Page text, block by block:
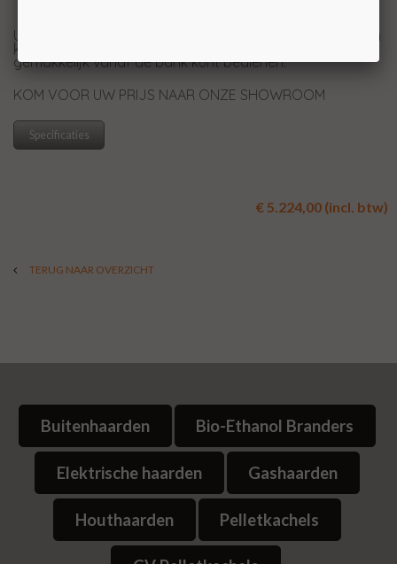
U krijgt standaard een afstandsbediening bijgeleverd en
kunt u gratis de app downloaden, zodat u de haard
gemakkelijk vanaf de bank kunt bedienen.
KOM VOOR UW PRIJS NAAR ONZE SHOWROOM
Specificaties
€ 5.224,00 (incl. btw)
TERUG NAAR OVERZICHT
Buitenhaarden Bio-Ethanol Branders
Elektrische haarden Gashaarden
Houthaarden Pelletkachels